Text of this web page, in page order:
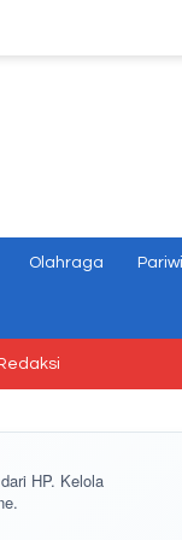
Olahraga
HP. Kelola